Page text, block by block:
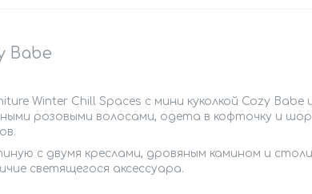
Babe
Winter Chill Spaces c мини куколкой Cozy
розовыми волосами, одета в кофточку и
с двумя креслами, дровяным камином и
светящегося аксессуара.